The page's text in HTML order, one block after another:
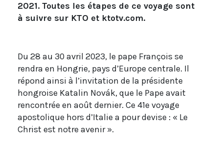
2021. Toutes les étapes de ce voyage sont
à suivre sur KTO et ktotv.com.
Du 28 au 30 avril 2023, le pape François se
rendra en Hongrie, pays d’Europe centrale. Il
répond ainsi à l’invitation de la présidente
hongroise Katalin Novák, que le Pape avait
rencontrée en août dernier. Ce 41e voyage
apostolique hors d’Italie a pour devise : « Le
Christ est notre avenir ».